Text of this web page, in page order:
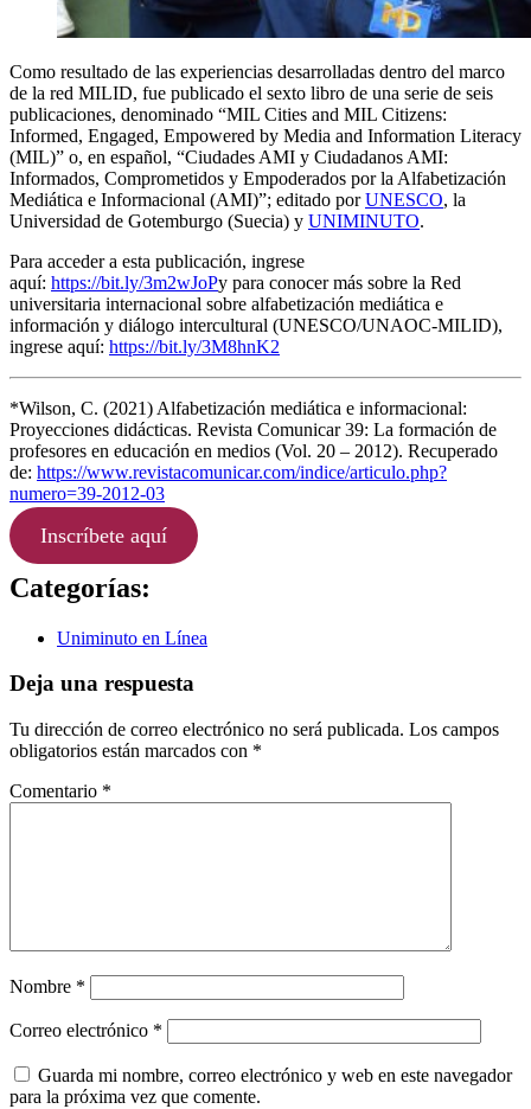
Como resultado de las experiencias desarrolladas dentro del marco
de la red MILID, fue publicado el sexto libro de una serie de seis
publicaciones, denominado “MIL Cities and MIL Citizens:
Informed, Engaged, Empowered by Media and Information Literacy
(MIL)” o, en español, “Ciudades AMI y Ciudadanos AMI:
Informados, Comprometidos y Empoderados por la Alfabetización
Mediática e Informacional (AMI)”; editado porUNESCO, la
Universidad de Gotemburgo (Suecia) y UNIMINUTO.
Para acceder a esta publicación, ingrese
aquí: https://bit.ly/3m2wJoPy para conocer más sobre la Red
universitaria internacional sobre alfabetización mediática e
información y diálogo intercultural (UNESCO/UNAOC-MILID),
ingrese aquí: https://bit.ly/3M8hnK2
*Wilson, C. (2021) Alfabetización mediática e informacional:
Proyecciones didácticas. Revista Comunicar 39: La formación de
profesores en educación en medios (Vol. 20 – 2012). Recuperado
de: https://www.revistacomunicar.com/indice/articulo.php?
numero=39-2012-03
Inscríbete aquí
Categorías:
Uniminuto en Línea
Deja una respuesta
Tu dirección de correo electrónico no será publicada. Los campos
obligatorios están marcados con *
Comentario *
Nombre *
Correo electrónico *
Guarda mi nombre, correo electrónico y web en este navegador
para la próxima vez que comente.